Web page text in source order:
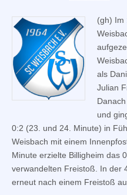
(gh) Im
als
Julian
und
0:2 (23. und 24. Minute) in
Weisbach mit einem
Minute erzielte Billigheim das
verwandelten Freistoß. In der
erneut nach einem Freistoß